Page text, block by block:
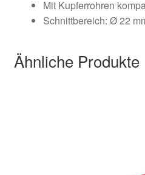
Mit Kupferrohren
Schnittbereich: Ø 22
Ähnliche Produkte